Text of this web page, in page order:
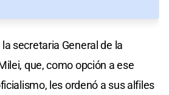
secretaria General de la
que, como opción a ese
les ordenó a sus alfiles